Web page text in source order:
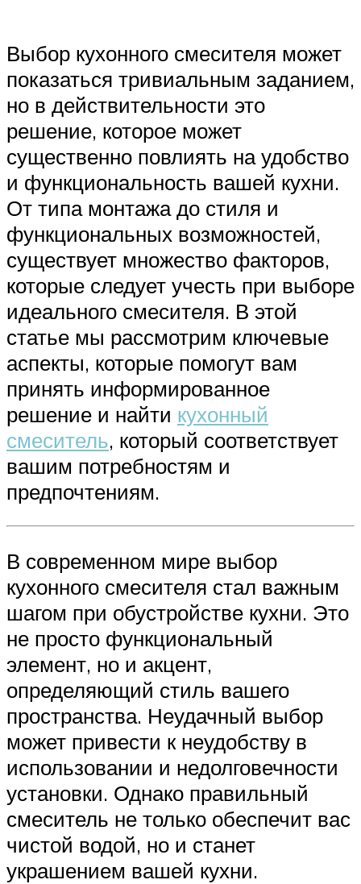
Выбор кухонного смесителя может
показаться тривиальным заданием,
но в действительности это
решение, которое может
существенно повлиять на удобство
и функциональность вашей кухни.
От типа монтажа до стиля и
функциональных возможностей,
существует множество факторов,
которые следует учесть при выборе
идеального смесителя. В этой
статье мы рассмотрим ключевые
аспекты, которые помогут вам
принять информированное
решение и найти кухонный
смеситель, который соответствует
вашим потребностям и
предпочтениям.
В современном мире выбор
кухонного смесителя стал важным
шагом при обустройстве кухни. Это
не просто функциональный
элемент, но и акцент,
определяющий стиль вашего
пространства. Неудачный выбор
может привести к неудобству в
использовании и недолговечности
установки. Однако правильный
смеситель не только обеспечит вас
чистой водой, но и станет
украшением вашей кухни.